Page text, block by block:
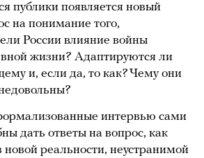
публики появляется новый
на понимание того,
России влияние войны
жизни? Адаптируются ли
и, если да, то как? Чему они
интервью сами
дать ответы на вопрос, как
новой реальности, неустранимой